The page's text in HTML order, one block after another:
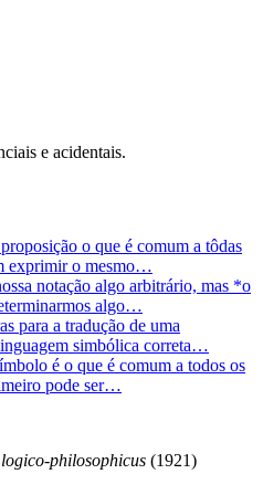
e acidentais.
o que é comum a tôdas
exprimir o mesmo…
notação algo arbitrário, mas *o
algo…
para a tradução de uma
simbólica correta…
é o que é comum a todos os
pode ser…
philosophicus (1921)